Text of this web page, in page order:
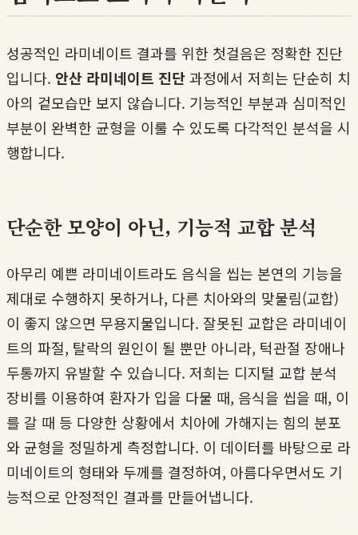
성공적인 라미네이트 결과를 위한 첫걸음은 정확한 진단
입니다. 안산 라미네이트 진단과정에서 저희는 단순히 치
아의 겉모습만 보지 않습니다. 기능적인 부분과 심미적인
부분이 완벽한 균형을 이룰 수 있도록 다각적인 분석을 시
행합니다.
단순한 모양이 아닌, 기능적 교합 분석
아무리 예쁜 라미네이트라도 음식을 씹는 본연의 기능을
제대로 수행하지 못하거나, 다른 치아와의 맞물림(교합)
이 좋지 않으면 무용지물입니다. 잘못된 교합은 라미네이
트의 파절, 탈락의 원인이 될 뿐만 아니라, 턱관절 장애나
두통까지 유발할 수 있습니다. 저희는 디지털 교합 분석
장비를 이용하여 환자가 입을 다물 때, 음식을 씹을 때, 이
를 갈 때 등 다양한 상황에서 치아에 가해지는 힘의 분포
와 균형을 정밀하게 측정합니다. 이 데이터를 바탕으로 라
미네이트의 형태와 두께를 결정하여, 아름다우면서도 기
능적으로 안정적인 결과를 만들어냅니다.